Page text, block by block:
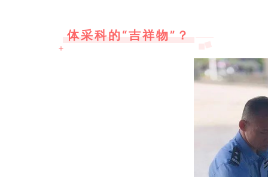
＋
体采科的“吉祥物”？